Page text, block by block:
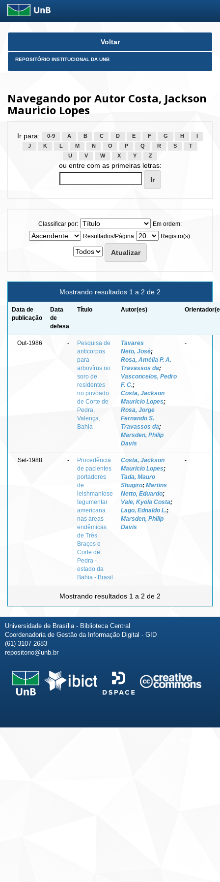
Skip
Voltar
REPOSITÓRIO INSTITUCIONAL DA UNB
Navegando por Autor Costa, Jackson
Mauricio Lopes
Ir para: 0-9 A B C D E F G H
J
K L M N O P Q R S
T
U
V W X Y Z
ou entre com as primeiras letras:
Classificar por:
Em ordem:
Resultados/Página
Registro(s):
Mostrando resultados 1 a 2 de 2
Data de
publicação
Data
de
defesa
Título Autor(es)
Out-1986 -
Pesquisa de
anticorpos
para
arbovírus no
soro de
residentes
no povoado
de Corte de
Pedra,
Valença,
Bahia
Tavares
Neto, José;
Rosa, Amélia P. A.
Travassos da;
Vasconcelos, Pedro
F. C.;
Costa, Jackson
Mauricio Lopes;
Rosa, Jorge
Fernando S.
Travassos da;
Marsden, Philip
Davis
-
Set-1988 -
Procedência
de pacientes
portadores
de
leishmaniose
tegumentar
americana
nas áreas
endêmicas
de Três
Braços e
Corte de
Pedra -
estado da
Bahia - Brasil
Costa, Jackson
Mauricio Lopes;
Tada, Mauro
Shugiro; Martins
Netto, Eduardo;
Vale, Kyola Costa;
Lago, Ednaldo L.;
Marsden, Philip
Davis
-
Mostrando resultados 1 a 2 de 2
Universidade de Brasília - Biblioteca Central
Coordenadoria de Gestão da Informação Digital - GID
(61) 3107-2683
repositorio@unb.br